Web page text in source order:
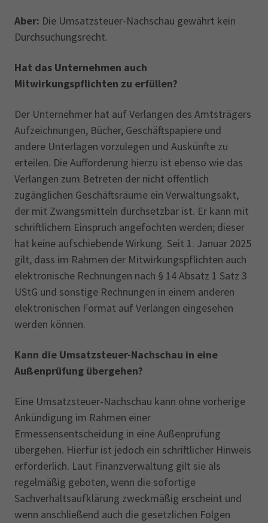
Aber: Die Umsatzsteuer-Nachschau gewährt kein
Durchsuchungsrecht.
Hat das Unternehmen auch
Mitwirkungspflichten zu erfüllen?
Der Unternehmer hat auf Verlangen des Amtsträgers
Aufzeichnungen, Bücher, Geschäftspapiere und
andere Unterlagen vorzulegen und Auskünfte zu
erteilen. Die Aufforderung hierzu ist ebenso wie das
Verlangen zum Betreten der nicht öffentlich
zugänglichen Geschäftsräume ein Verwaltungsakt,
der mit Zwangsmitteln durchsetzbar ist. Er kann mit
schriftlichem Einspruch angefochten werden; dieser
hat keine aufschiebende Wirkung. Seit 1. Januar 2025
gilt, dass im Rahmen der Mitwirkungspflichten auch
elektronische Rechnungen nach § 14 Absatz 1 Satz 3
UStG und sonstige Rechnungen in einem anderen
elektronischen Format auf Verlangen eingesehen
werden können.
Kann die Umsatzsteuer-Nachschau in eine
Außenprüfung übergehen?
Eine Umsatzsteuer-Nachschau kann ohne vorherige
Ankündigung im Rahmen einer
Ermessensentscheidung in eine Außenprüfung
übergehen. Hierfür ist jedoch ein schriftlicher Hinweis
erforderlich. Laut Finanzverwaltung gilt sie als
regelmäßig geboten, wenn die sofortige
Sachverhaltsaufklärung zweckmäßig erscheint und
wenn anschließend auch die gesetzlichen Folgen